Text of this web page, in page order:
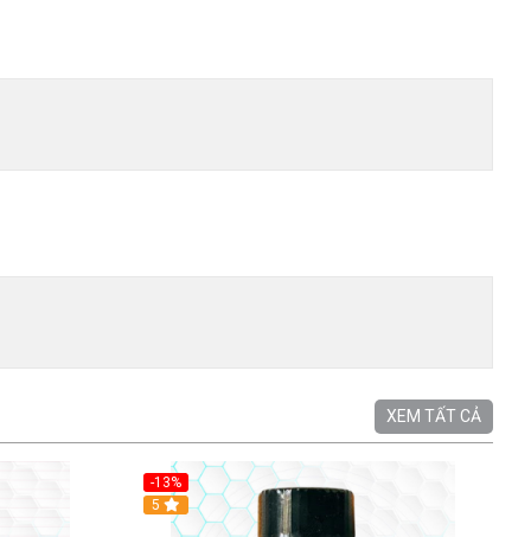
XEM TẤT CẢ
-13%
5